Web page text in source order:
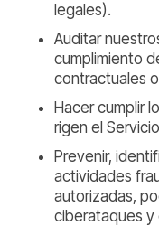
legales).
Auditar
cumplimiento
contractuales
Hacer cumplir
rigen el
Prevenir,
actividades
autorizadas,
ciberataques y